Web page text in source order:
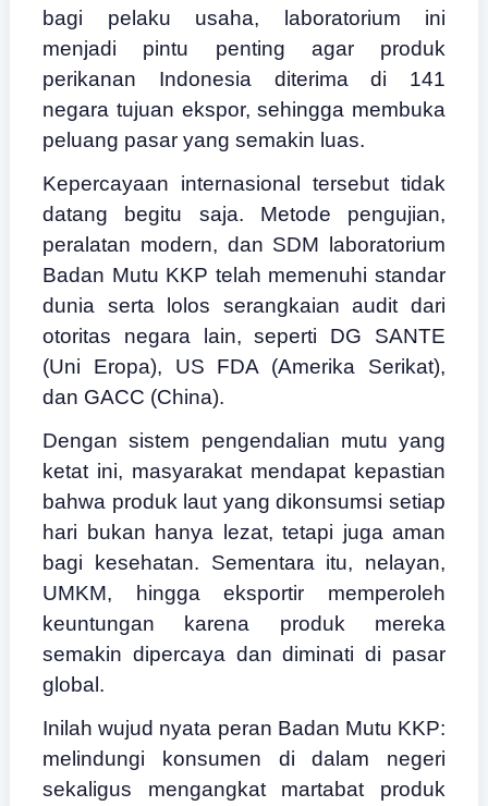
bagi pelaku usaha, laboratorium ini
menjadi pintu penting agar produk
perikanan Indonesia diterima di 141
negara tujuan ekspor, sehingga membuka
peluang pasar yang semakin luas.
Kepercayaan internasional tersebut tidak
datang begitu saja. Metode pengujian,
peralatan modern, dan SDM laboratorium
Badan Mutu KKP telah memenuhi standar
dunia serta lolos serangkaian audit dari
otoritas negara lain, seperti DG SANTE
(Uni Eropa), US FDA (Amerika Serikat),
dan GACC (China).
Dengan sistem pengendalian mutu yang
ketat ini, masyarakat mendapat kepastian
bahwa produk laut yang dikonsumsi setiap
hari bukan hanya lezat, tetapi juga aman
bagi kesehatan. Sementara itu, nelayan,
UMKM, hingga eksportir memperoleh
keuntungan karena produk mereka
semakin dipercaya dan diminati di pasar
global.
Inilah wujud nyata peran Badan Mutu KKP:
melindungi konsumen di dalam negeri
sekaligus mengangkat martabat produk